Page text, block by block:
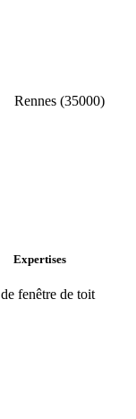
Rennes (35000)
Expertises
fenêtre de toit